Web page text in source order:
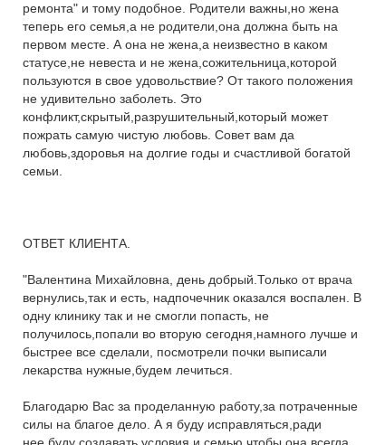
ремонта" и тому подобное. Родители важны,но жена
теперь его семья,а не родители,она должна быть на
первом месте. А она не жена,а неизвестно в каком
статусе,не невеста и не жена,сожительница,которой
пользуются в свое удовольствие? От такого положения
не удивительно заболеть. Это
конфликт,скрытый,разрушительный,который может
пожрать самую чистую любовь. Совет вам да
любовь,здоровья на долгие годы и счастливой богатой
семьи.
ОТВЕТ КЛИЕНТА.
"Валентина Михайловна, день добрый.Только от врача
вернулись,так и есть, надпочечник оказался воспален. В
одну клинику так и не смогли попасть, не
получилось,попали во вторую сегодня,намного лучше и
быстрее все сделали, посмотрели почки выписали
лекарства нужные,будем лечиться.
Благодарю Вас за проделанную работу,за потраченные
силы на благое дело. А я буду исправляться,ради